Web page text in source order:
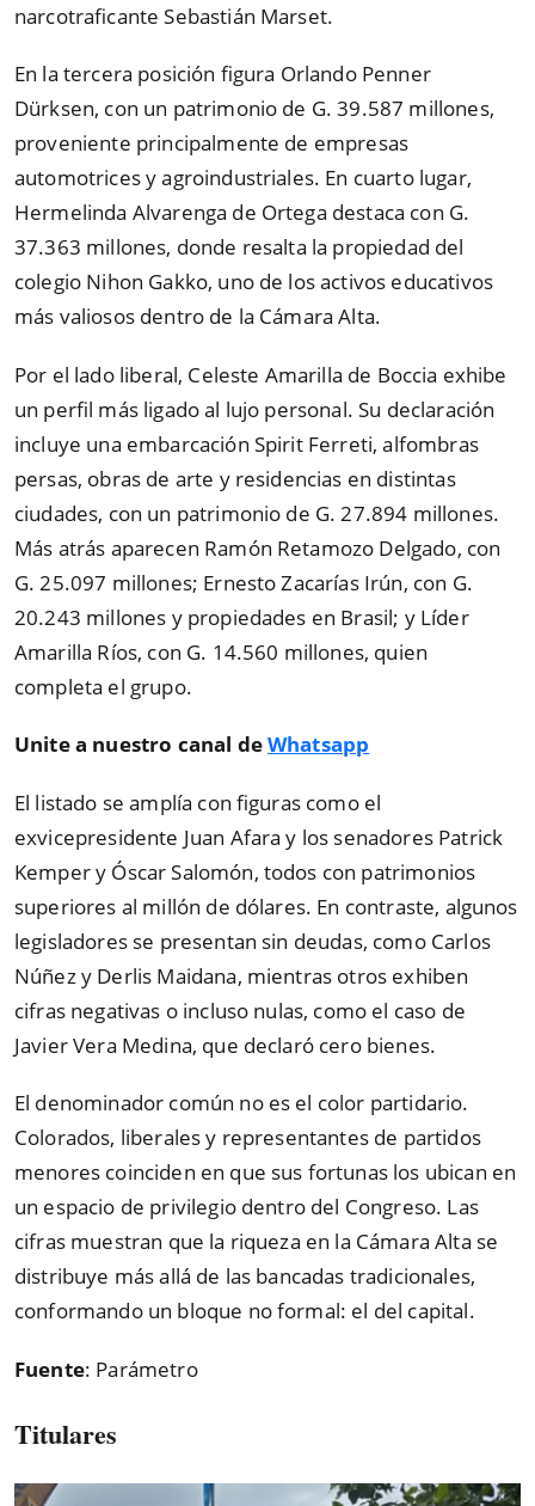
narcotraficante Sebastián Marset.
En la tercera posición figura Orlando Penner
Dürksen, con un patrimonio de G. 39.587 millones,
proveniente principalmente de empresas
automotrices y agroindustriales. En cuarto lugar,
Hermelinda Alvarenga de Ortega destaca con G.
37.363 millones, donde resalta la propiedad del
colegio Nihon Gakko, uno de los activos educativos
más valiosos dentro de la Cámara Alta.
Por el lado liberal, Celeste Amarilla de Boccia exhibe
un perfil más ligado al lujo personal. Su declaración
incluye una embarcación Spirit Ferreti, alfombras
persas, obras de arte y residencias en distintas
ciudades, con un patrimonio de G. 27.894 millones.
Más atrás aparecen Ramón Retamozo Delgado, con
G. 25.097 millones; Ernesto Zacarías Irún, con G.
20.243 millones y propiedades en Brasil; y Líder
Amarilla Ríos, con G. 14.560 millones, quien
completa el grupo.
Unite a nuestro canal deWhatsapp
El listado se amplía con figuras como el
exvicepresidente Juan Afara y los senadores Patrick
Kemper y Óscar Salomón, todos con patrimonios
superiores al millón de dólares. En contraste, algunos
legisladores se presentan sin deudas, como Carlos
Núñez y Derlis Maidana, mientras otros exhiben
cifras negativas o incluso nulas, como el caso de
Javier Vera Medina, que declaró cero bienes.
El denominador común no es el color partidario.
Colorados, liberales y representantes de partidos
menores coinciden en que sus fortunas los ubican en
un espacio de privilegio dentro del Congreso. Las
cifras muestran que la riqueza en la Cámara Alta se
distribuye más allá de las bancadas tradicionales,
conformando un bloque no formal: el del capital.
Fuente: Parámetro
Titulares